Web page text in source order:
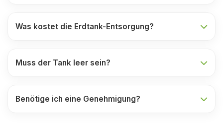
Was kostet die Erdtank-Entsorgung?
Muss der Tank leer sein?
Benötige ich eine Genehmigung?